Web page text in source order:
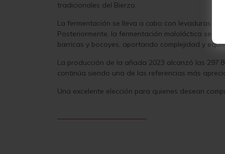
tradicionales del Bierzo.
La fermentación se lleva a cabo con levaduras
Posteriormente, la fermentación maloláctica se
barricas y bocoyes, aportando complejidad y
La producción de la añada 2023 alcanzó las
continúa siendo una de las referencias más
Una excelente elección para quienes desean